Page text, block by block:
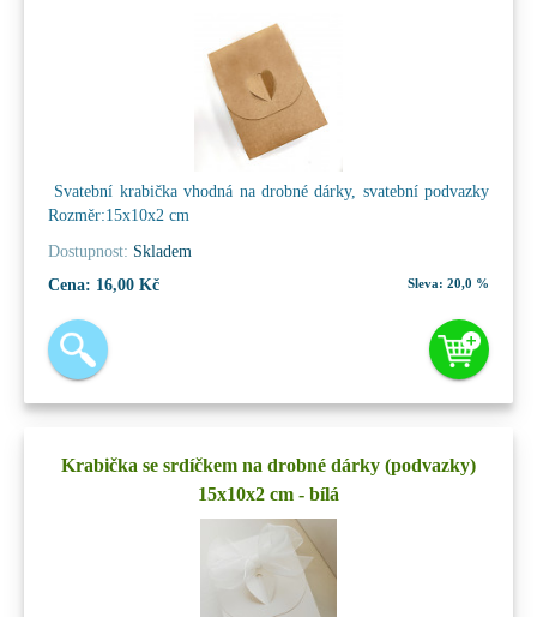
Svatební krabička vhodná na drobné dárky, svatební podvazky
Rozměr:15x10x2 cm
Dostupnost: Skladem
Cena: 16,00 Kč Sleva: 20,0 %
Krabička se srdíčkem na drobné dárky (podvazky)
15x10x2 cm - bílá